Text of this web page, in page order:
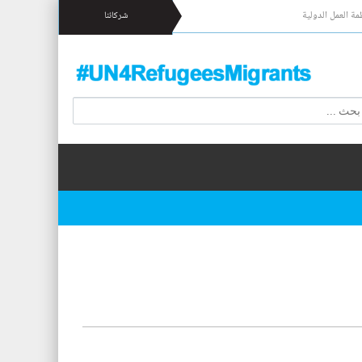
العمل الدولية شركائنا